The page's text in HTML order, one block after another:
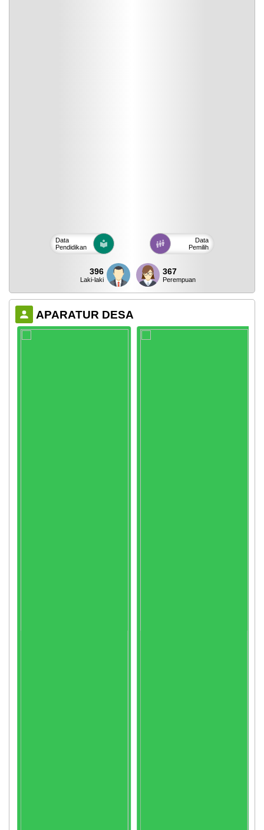
396
Laki-laki
367
Perempuan
Data
Pendidikan
Data
Pemilih
APARATUR DESA